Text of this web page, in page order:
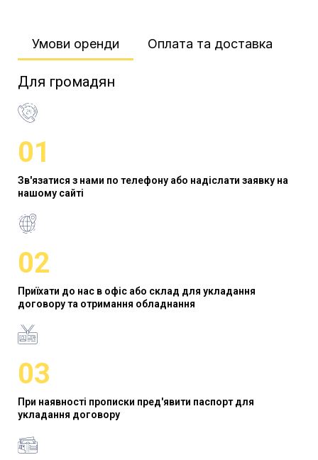
Умови оренди​ Оплата та доставка​
Для громадян
01
Зв'язатися з нами по телефону або надіслати заявку на
нашому сайті
02
Приїхати до нас в офіс або склад для укладання
договору та отримання обладнання
03
При наявності прописки пред'явити паспорт для
укладання договору